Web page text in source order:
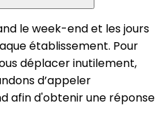
le week-end et les jours
établissement. Pour
déplacer inutilement,
d’appeler
afin d'obtenir une réponse